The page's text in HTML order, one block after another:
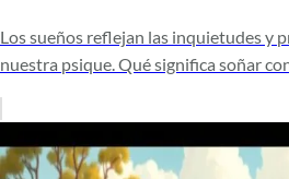
Los sueños reflejan las inquietudes y
nuestra psique. Qué significa soñar